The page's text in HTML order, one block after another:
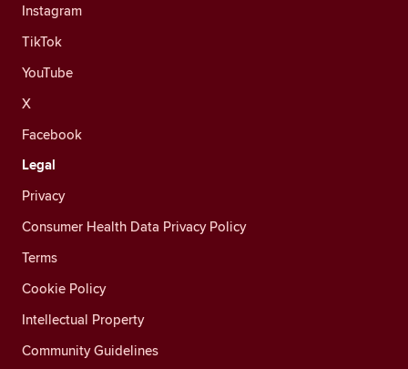
Instagram
TikTok
YouTube
X
Facebook
Legal
Privacy
Consumer Health Data Privacy Policy
Terms
Cookie Policy
Intellectual Property
Community Guidelines